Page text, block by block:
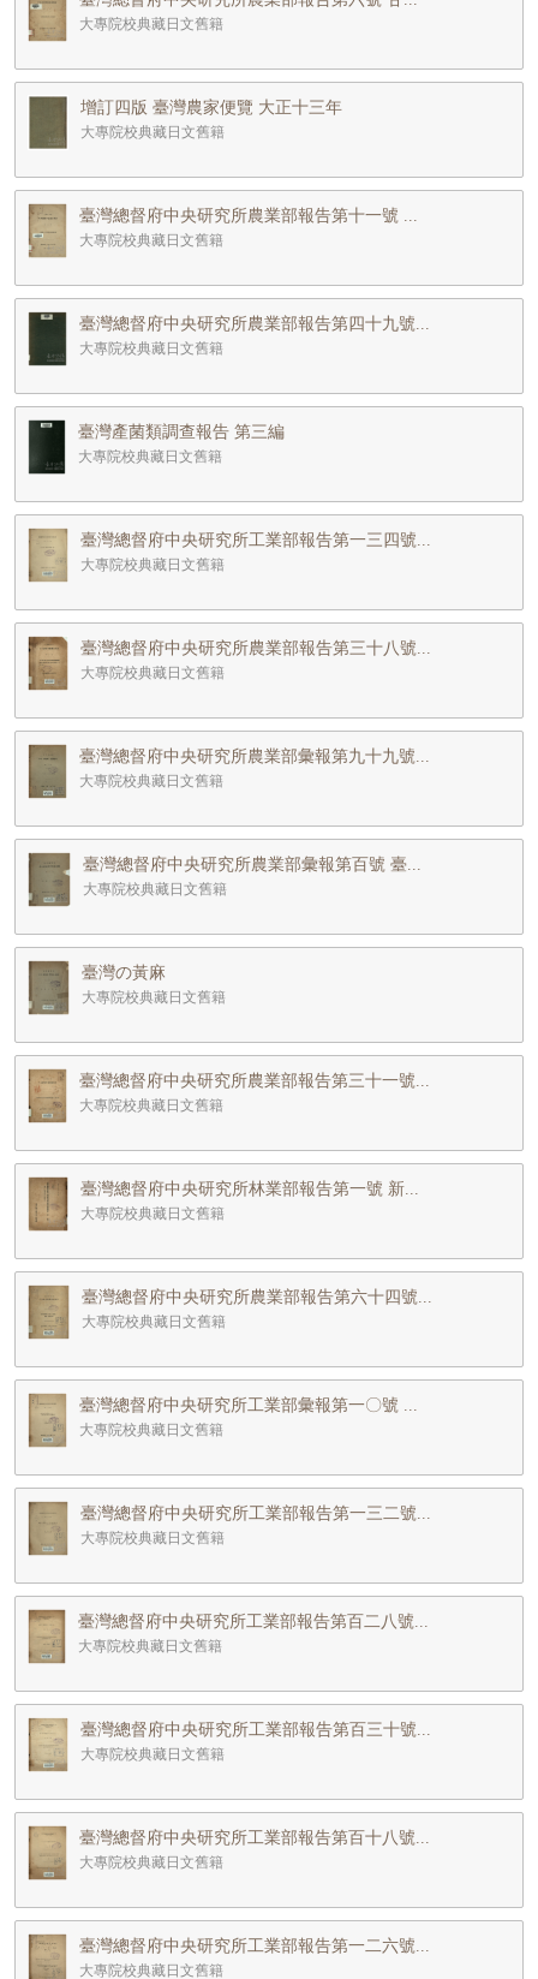
大專院校典藏日文舊籍
增訂四版 臺灣農家便覽 大正十三年
大專院校典藏日文舊籍
臺灣總督府中央研究所農業部報告第十一號 ...
大專院校典藏日文舊籍
臺灣總督府中央研究所農業部報告第四十九號...
大專院校典藏日文舊籍
臺灣產菌類調查報告 第三編
大專院校典藏日文舊籍
臺灣總督府中央研究所工業部報告第一三四號...
大專院校典藏日文舊籍
臺灣總督府中央研究所農業部報告第三十八號...
大專院校典藏日文舊籍
臺灣總督府中央研究所農業部彙報第九十九號...
大專院校典藏日文舊籍
臺灣總督府中央研究所農業部彙報第百號 臺...
大專院校典藏日文舊籍
臺灣の黃麻
大專院校典藏日文舊籍
臺灣總督府中央研究所農業部報告第三十一號...
大專院校典藏日文舊籍
臺灣總督府中央研究所林業部報告第一號 新...
大專院校典藏日文舊籍
臺灣總督府中央研究所農業部報告第六十四號...
大專院校典藏日文舊籍
臺灣總督府中央研究所工業部彙報第一〇號 ...
大專院校典藏日文舊籍
臺灣總督府中央研究所工業部報告第一三二號...
大專院校典藏日文舊籍
臺灣總督府中央研究所工業部報告第百二八號...
大專院校典藏日文舊籍
臺灣總督府中央研究所工業部報告第百三十號...
大專院校典藏日文舊籍
臺灣總督府中央研究所工業部報告第百十八號...
大專院校典藏日文舊籍
臺灣總督府中央研究所工業部報告第一二六號...
大專院校典藏日文舊籍